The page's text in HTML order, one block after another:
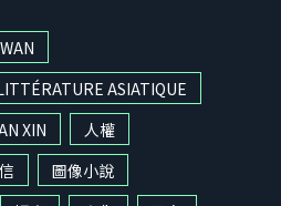
ASIATIQUE
XIN
人權
圖像小說